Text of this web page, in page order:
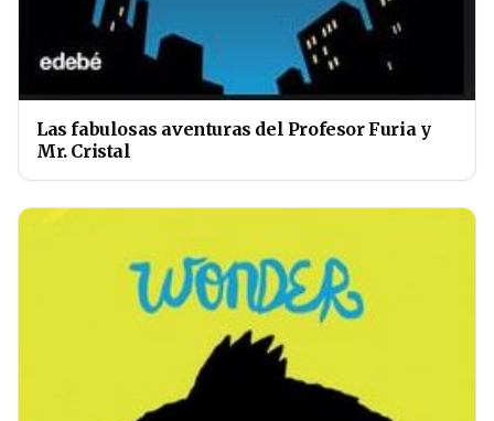
Las fabulosas aventuras del Profesor Furia y
Mr. Cristal